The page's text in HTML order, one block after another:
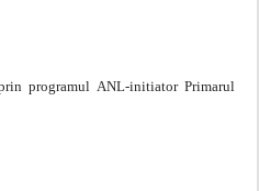
programul ANL-initiator Primarul